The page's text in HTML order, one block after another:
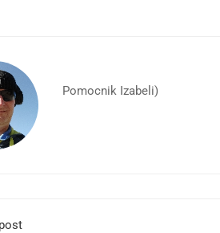
Pomocnik Izabeli)